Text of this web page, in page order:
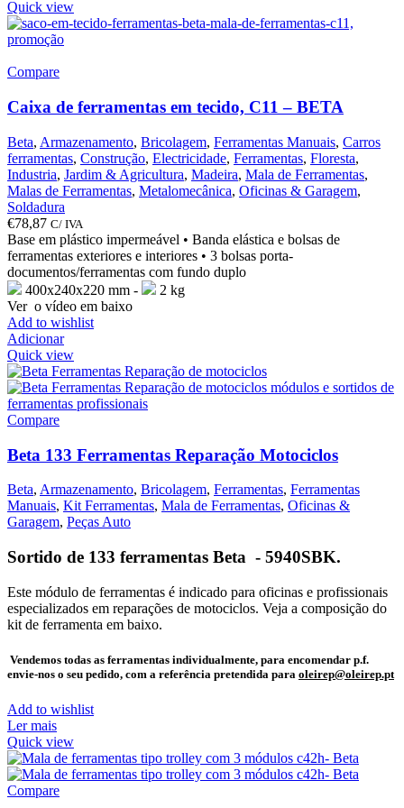
Quick view
Compare
Caixa de ferramentas em tecido, C11 – BETA
Beta, Armazenamento, Bricolagem, Ferramentas Manuais, Carros
ferramentas, Construção, Electricidade, Ferramentas, Floresta,
Industria, Jardim & Agricultura, Madeira, Mala de Ferramentas,
Malas de Ferramentas, Metalomecânica, Oficinas & Garagem,
Soldadura
€78,87 C/ IVA
Base em plástico impermeável • Banda elástica e bolsas de
ferramentas exteriores e interiores • 3 bolsas porta-
documentos/ferramentas com fundo duplo
400x240x220 mm -
2 kg
Ver o vídeo em baixo
Add to wishlist
Adicionar
Quick view
Compare
Beta 133 Ferramentas Reparação Motociclos
Beta, Armazenamento, Bricolagem, Ferramentas, Ferramentas
Manuais, Kit Ferramentas, Mala de Ferramentas, Oficinas &
Garagem, Peças Auto
Sortido de 133 ferramentas Beta - 5940SBK.
Este módulo de ferramentas é indicado para oficinas e profissionais
especializados em reparações de motociclos. Veja a composição do
kit de ferramenta em baixo.
Vendemos todas as ferramentas individualmente, para encomendar p.f.
envie-nos o seu pedido, com a referência pretendida para oleirep@oleirep.pt
Add to wishlist
Ler mais
Quick view
Compare